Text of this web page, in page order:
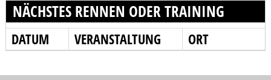
NÄCHSTES RENNEN ODER TRAINING
DATUM VERANSTALTUNG ORT